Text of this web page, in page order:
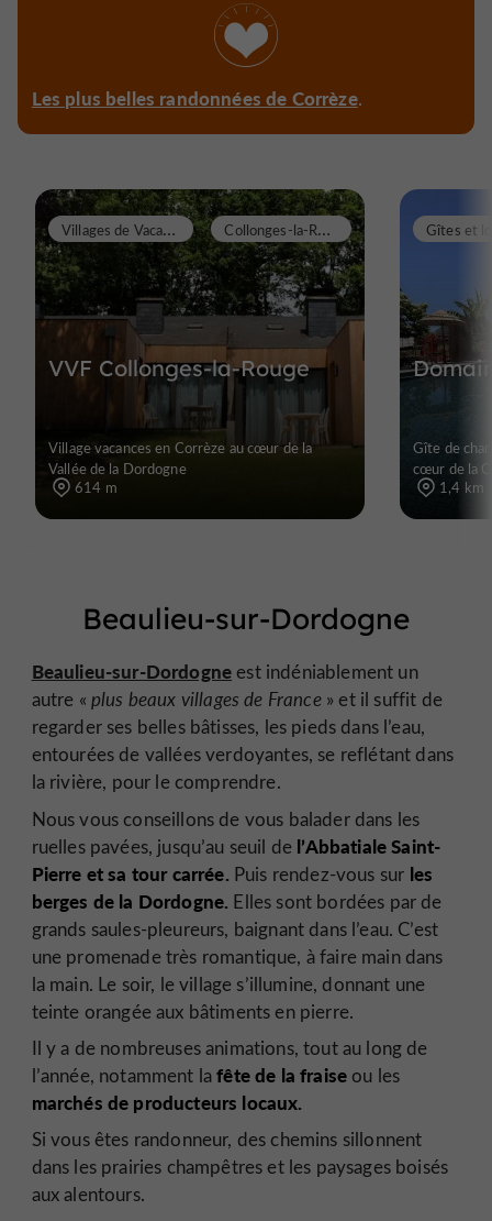
Les plus belles randonnées de Corrèze.
VVF Collonges-la-Rouge
V
illages de Vacances C
ollonges-la-Rouge
Village vacances en Corrèze au cœur de la
Vallée de la Dordogne
614 m
Gîte de
cœur de la
1,4 km
Beaulieu-sur-Dordogne
Beaulieu-sur-Dordogneest indéniablement un
autre « plus beaux villages de France» et il suffit de
regarder ses belles bâtisses, les pieds dans l’eau,
entourées de vallées verdoyantes, se reflétant dans
la rivière, pour le comprendre.
Nous vous conseillons de vous balader dans les
ruelles pavées, jusqu’au seuil de l’Abbatiale Saint-
Pierre et sa tour carrée. Puis rendez-vous sur les
berges de la Dordogne. Elles sont bordées par de
grands saules-pleureurs, baignant dans l’eau. C’est
une promenade très romantique, à faire main dans
la main. Le soir, le village s’illumine, donnant une
teinte orangée aux bâtiments en pierre.
Il y a de nombreuses animations, tout au long de
l’année, notamment lafête de la fraise ou les
marchés de producteurs locaux.
Si vous êtes randonneur, des chemins sillonnent
dans les prairies champêtres et les paysages boisés
aux alentours.